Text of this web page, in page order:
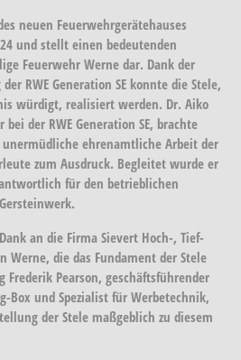
neuen Feuerwehrgerätehauses
und stellt einen bedeutenden
Feuerwehr Werne dar. Dank der
RWE Generation SE konnte die Stele,
würdigt, realisiert werden. Dr. Aiko
der RWE Generation SE, brachte
ehrenamtliche Arbeit der
zum Ausdruck. Begleitet wurde er
für den betrieblichen
an die Firma Sievert Hoch-, Tief-
Werne, die das Fundament der Stele
Frederik Pearson, geschäftsführender
Box und Spezialist für Werbetechnik,
der Stele maßgeblich zu diesem